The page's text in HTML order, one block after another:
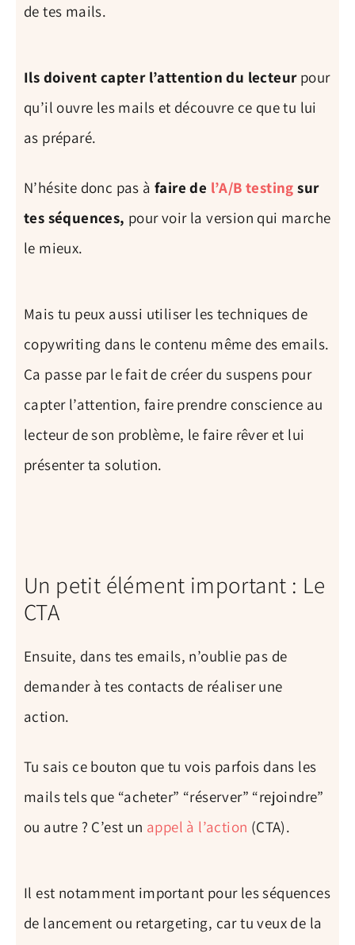
de tes mails.
Ils doivent capter l’attention du lecteurpour
qu’il ouvre les mails et découvre ce que tu lui
as préparé.
N’hésite donc pas à faire de l’A/B testing sur
tes séquences, pour voir la version qui marche
le mieux.
Mais tu peux aussi utiliser les techniques de
copywriting dans le contenu même des emails.
Ça passe par le fait de créer du suspens pour
capter l’attention, faire prendre conscience au
lecteur de son problème, le faire rêver et lui
présenter ta solution.
Un petit élément important : Le
CTA
Ensuite, dans tes emails, n’oublie pas de
demander à tes contacts de réaliser une
action.
Tu sais ce bouton que tu vois parfois dans les
mails tels que “acheter” “réserver” “rejoindre”
ou autre ? C’est un appel à l’action (CTA).
Il est notamment important pour les séquences
de lancement ou retargeting, car tu veux de la